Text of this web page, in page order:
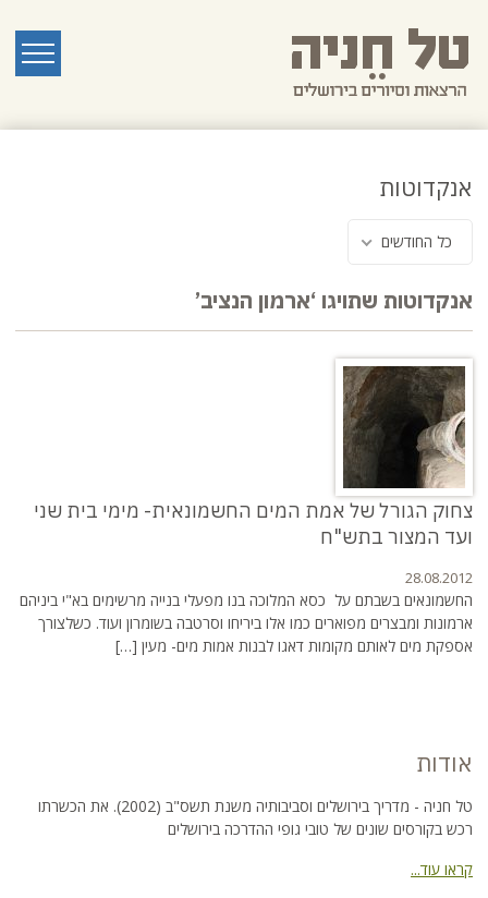
לתוכן
הראשי
תפריט
אנקדוטות
כל החודשים
אנקדוטות שתויגו ‘ארמון הנציב’
צחוק הגורל של אמת המים החשמונאית- מימי בית שני
ועד המצור בתש"ח
28.08.2012
החשמונאים בשבתם על כסא המלוכה בנו מפעלי בנייה מרשימים בא"י ביניהם
ארמונות ומבצרים מפוארים כמו אלו ביריחו וסרטבה בשומרון ועוד. כשלצורך
אספקת מים לאותם מקומות דאגו לבנות אמות מים- מעין […]
אודות
טל חניה - מדריך בירושלים וסביבותיה משנת תשס"ב (2002). את הכשרתו
רכש בקורסים שונים של טובי גופי ההדרכה בירושלים
קראו עוד...